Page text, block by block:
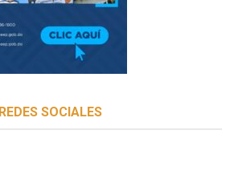
SOCIALES